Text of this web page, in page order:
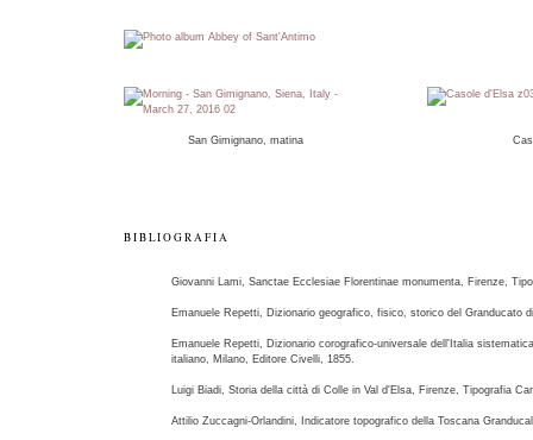
San Gimignano, matina
BIBLIOGRAFIA
Giovanni Lami, Sanctae Ecclesiae Florentinae monumenta, Firenze,
Emanuele Repetti, Dizionario geografico, fisico, storico del Granducato
Emanuele Repetti, Dizionario corografico-universale dell'Italia
italiano, Milano, Editore Civelli, 1855.
Luigi Biadi, Storia della città di Colle in Val d'Elsa, Firenze, Tipografia
Attilio Zuccagni-Orlandini, Indicatore topografico della Toscana